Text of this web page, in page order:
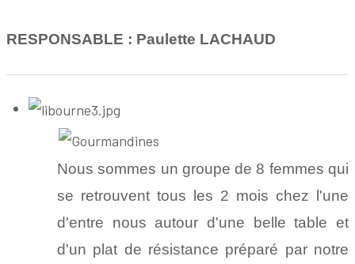
RESPONSABLE : Paulette LACHAUD
Nous sommes un groupe de 8 femmes qui
se retrouvent tous les 2 mois chez l'une
d'entre nous autour d'une belle table et
d'un plat de résistance préparé par notre